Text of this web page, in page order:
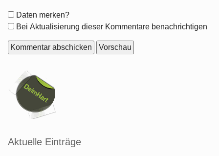
Formular-
Optionen
Daten merken?
Bei Aktualisierung dieser Kommentare benachrichtigen
Seitenleiste
Aktuelle Einträge